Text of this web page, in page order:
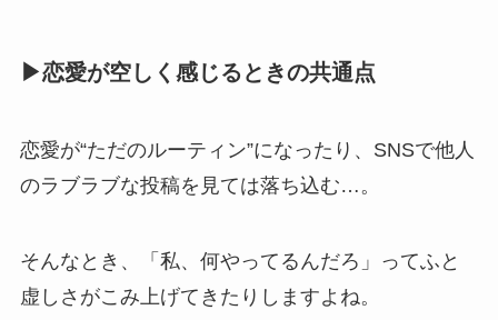
▶恋愛が空しく感じるときの共通点
恋愛が“ただのルーティン”になったり、SNSで他人
のラブラブな投稿を見ては落ち込む…。
そんなとき、「私、何やってるんだろ」ってふと
虚しさがこみ上げてきたりしますよね。